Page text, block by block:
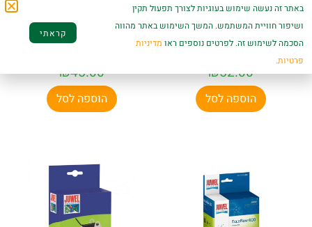
תושבת גומי למשאבות
– ג׳אוול
₪52.00
הוספה לסל
מתאם משאבות
₪45.00
הוספה לסל
באתר זה נעשה שימוש בעוגיות לצורך תפעול תקין
ושיפור חוויית המשתמש. המשך השימוש באתר מהווה
הסכמה לשימוש זה. לפרטים נוספים ראו מדיניות
פרטיות.
קראתי